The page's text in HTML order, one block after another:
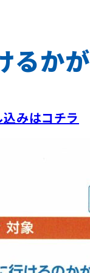
るか
込みはコチラ